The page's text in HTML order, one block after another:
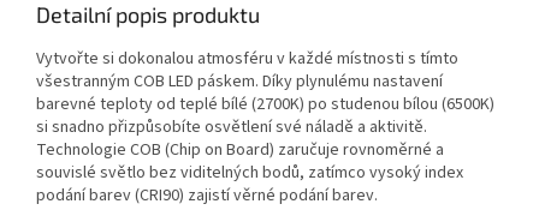
Detailní popis produktu
Vytvořte si dokonalou atmosféru v každé místnosti s tímto
všestranným COB LED páskem. Díky plynulému nastavení
barevné teploty od teplé bílé (2700K) po studenou bílou (6500K)
si snadno přizpůsobíte osvětlení své náladě a aktivitě.
Technologie COB (Chip on Board) zaručuje rovnoměrné a
souvislé světlo bez viditelných bodů, zatímco vysoký index
podání barev (CRI90) zajistí věrné podání barev.